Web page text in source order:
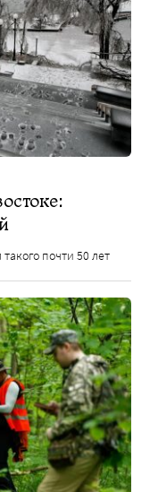
почти 50 лет